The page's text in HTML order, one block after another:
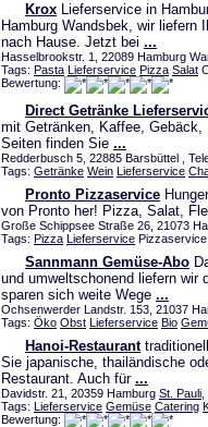
Krox Lieferservice in
Hamburg Wandsbek, wir
nach Hause. Jetzt bei ...
Hasselbrookstr. 1, 22089 Hamburg
Tags: Pasta Lieferservice Pizza Salat
Bewertung:
Direct Getränke
mit Getränken, Kaffee, Gebäck,
Seiten finden Sie ...
Redderbusch 5, 22885 Barsbüttel ,
Tags: Getränke Wein Lieferservice
Pronto Pizzaservice
von Pronto her! Pizza, Salat,
Große Schippsee Straße 26, 21073
Tags: Pizza Lieferservice Pizzaservice
Sannmann Gemüse-Abo
und umweltschonend liefern wir
sparen sich weite Wege ...
Ochsenwerder Landstr. 153, 21037
Tags: Öko Obst Lieferservice Bio
Hanoi-Restaurant
Sie japanische, thailändische
Restaurant. Auch für ...
Davidstr. 21, 20359 Hamburg St. Pauli
Tags: Lieferservice Gemüse Catering
Bewertung: